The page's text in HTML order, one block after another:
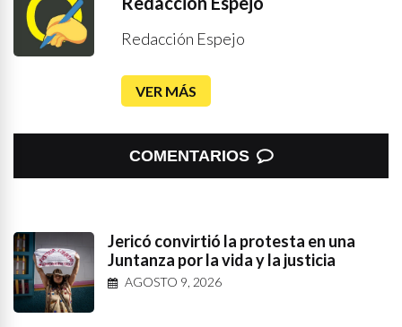
Redacción Espejo
VER MÁS
COMENTARIOS
Jericó convirtió la protesta en una
Juntanza por la vida y la justicia
AGOSTO 9, 2026